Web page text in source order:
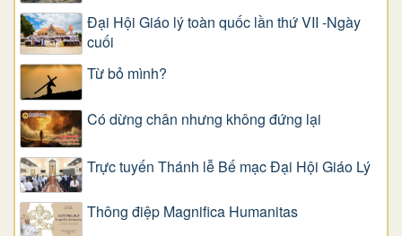
Đại Hội Giáo lý toàn quốc lần thứ VII -Ngày
cuối
Từ bỏ mình?
Có dừng chân nhưng không đứng lại
Trực tuyến Thánh lễ Bế mạc Đại Hội Giáo Lý
Thông điệp Magnifica Humanitas